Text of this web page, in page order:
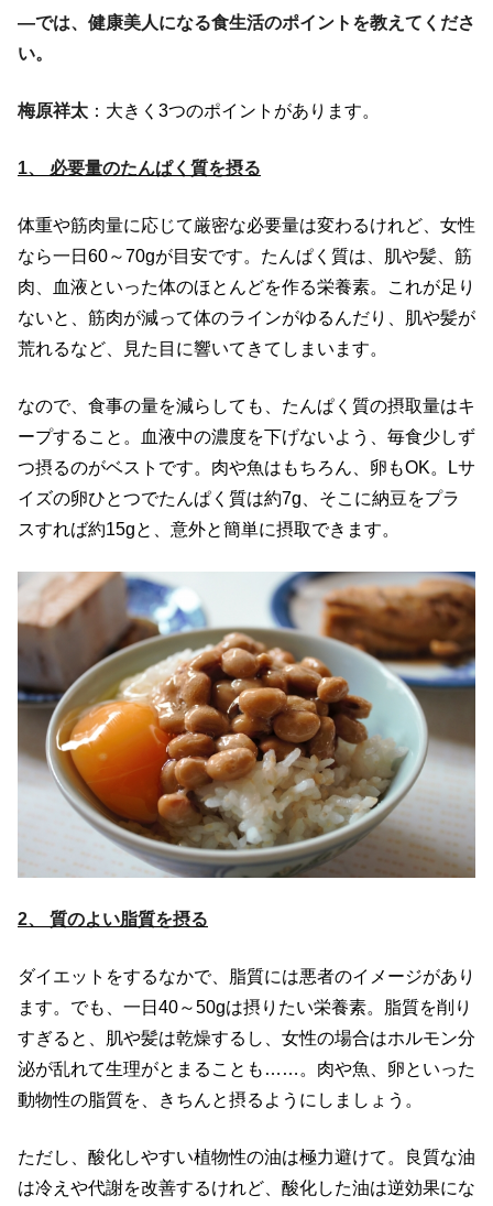
―では、健康美人になる食生活のポイントを教えてくださ
い。
梅原祥太 ：大きく3つのポイントがあります。
1、 必要量のたんぱく質を摂る
体重や筋肉量に応じて厳密な必要量は変わるけれど、女性
なら一日60～70gが目安です。たんぱく質は、肌や髪、筋
肉、血液といった体のほとんどを作る栄養素。これが足り
ないと、筋肉が減って体のラインがゆるんだり、肌や髪が
荒れるなど、見た目に響いてきてしまいます。
なので、食事の量を減らしても、たんぱく質の摂取量はキ
ープすること。血液中の濃度を下げないよう、毎食少しず
つ摂るのがベストです。肉や魚はもちろん、卵もOK。Lサ
イズの卵ひとつでたんぱく質は約7g、そこに納豆をプラ
スすれば約15gと、意外と簡単に摂取できます。
2、 質のよい脂質を摂る
ダイエットをするなかで、脂質には悪者のイメージがあり
ます。でも、一日40～50gは摂りたい栄養素。脂質を削り
すぎると、肌や髪は乾燥するし、女性の場合はホルモン分
泌が乱れて生理がとまることも……。肉や魚、卵といった
動物性の脂質を、きちんと摂るようにしましょう。
ただし、酸化しやすい植物性の油は極力避けて。良質な油
は冷えや代謝を改善するけれど、酸化した油は逆効果にな